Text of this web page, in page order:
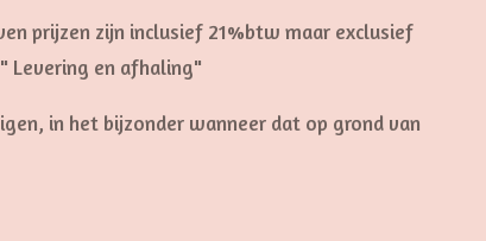
prijzen zijn inclusief 21%btw maar exclusief
Levering en afhaling"
in het bijzonder wanneer dat op grond van